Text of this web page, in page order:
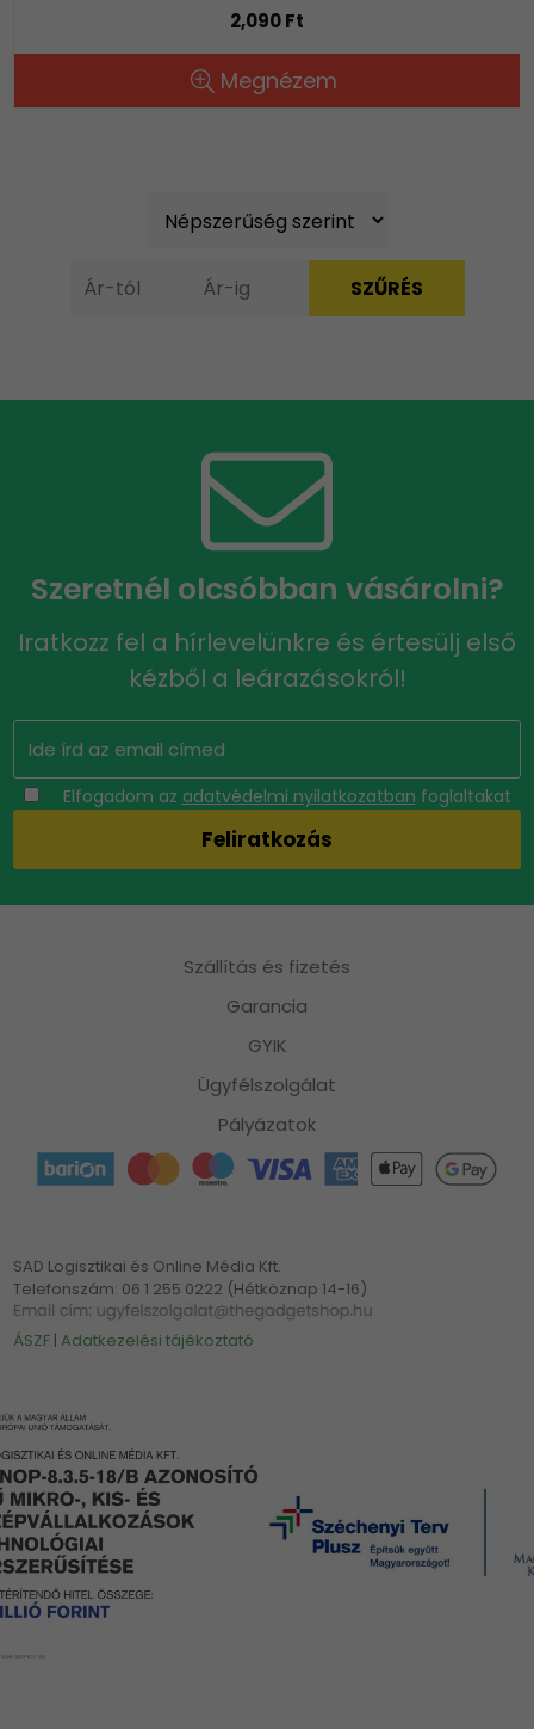
2,090 Ft
Megnézem
Szeretnél olcsóbban vásárolni?
Iratkozz fel a hírlevelünkre és értesülj első
kézből a leárazásokról!
Elfogadom az adatvédelmi nyilatkozatban foglaltakat
Szállítás és fizetés
Garancia
GYIK
Ügyfélszolgálat
Pályázatok
SAD Logisztikai és Online Média Kft.
Telefonszám: 06 1 255 0222 (Hétköznap 14-16)
ÁSZF |Adatkezelési tájékoztató